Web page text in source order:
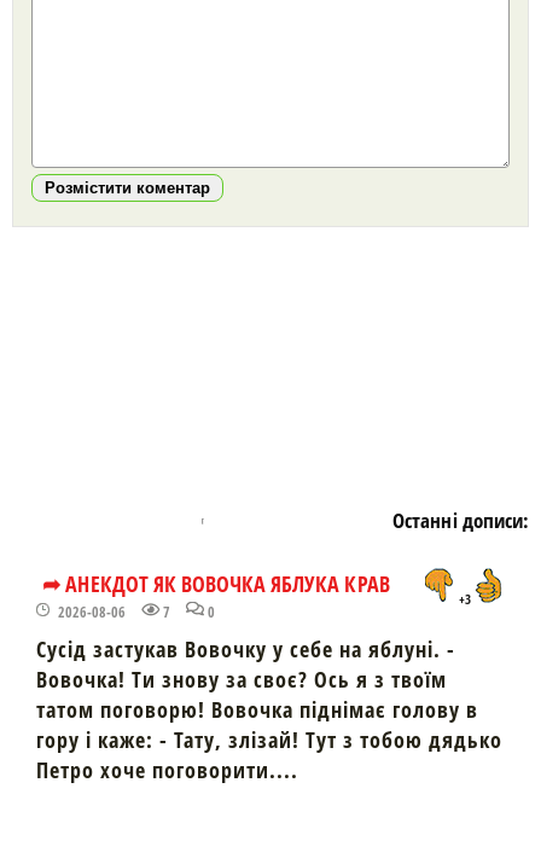
Розмістити коментар
Останні дописи:
➦ АНЕКДОТ ЯК ВОВОЧКА ЯБЛУКА КРАВ
2026-08-06 7 0
+3
Сусід застукав Вовочку у себе на яблуні. -
Вовочка! Ти знову за своє? Ось я з твоїм
татом поговорю! Вовочка піднімає голову в
гору і каже: - Тату, злізай! Тут з тобою дядько
Петро хоче поговорити....